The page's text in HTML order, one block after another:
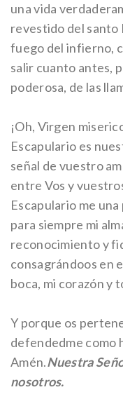
una vida
revestido del santo
fuego del infierno,
salir cuanto antes,
poderosa, de las
¡Oh, Virgen
Escapulario es
señal de vuestro
entre Vos y
Escapulario me
para siempre mi
reconocimiento y
consagrándoos en
boca, mi corazón y
Y porque os
defendedme como
Amén.Nuestra
nosotros.